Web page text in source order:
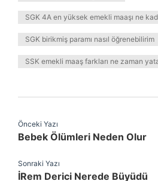
SGK 4A en yüksek emekli maaşı ne
SGK birikmiş paramı nasıl öğrenebilirim
SSK emekli maaş farkları ne zaman
Önceki Yazı
Bebek Ölümleri Neden Olur
Sonraki Yazı
İRem Derici Nerede Büyüdü